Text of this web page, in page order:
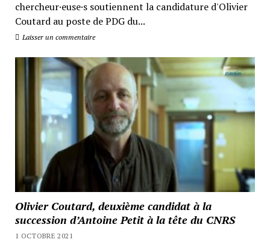
chercheur·euse·s soutiennent la candidature d'Olivier
Coutard au poste de PDG du...
Laisser un commentaire
Olivier Coutard, deuxième candidat à la
succession d’Antoine Petit à la tête du CNRS
1 OCTOBRE 2021